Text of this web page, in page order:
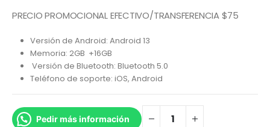
PRECIO PROMOCIONAL EFECTIVO/TRANSFERENCIA $75
Versión de Android: Android 13
Memoria: 2GB +16GB
Versión de Bluetooth: Bluetooth 5.0
Teléfono de soporte: iOS, Android
Pedir más información